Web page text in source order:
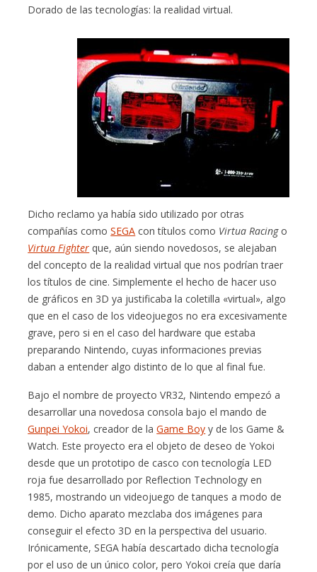
Dorado de las tecnologías: la realidad virtual.
Dicho reclamo ya había sido utilizado por otras
compañías comoSEGA con títulos como Virtua Racingo
Virtua Fighter que, aún siendo novedosos, se alejaban
del concepto de la realidad virtual que nos podrían traer
los títulos de cine. Simplemente el hecho de hacer uso
de gráficos en 3D ya justificaba la coletilla «virtual», algo
que en el caso de los videojuegos no era excesivamente
grave, pero si en el caso del hardware que estaba
preparando Nintendo, cuyas informaciones previas
daban a entender algo distinto de lo que al final fue.
Bajo el nombre de proyecto VR32, Nintendo empezó a
desarrollar una novedosa consola bajo el mando de
Gunpei Yokoi, creador de laGame Boy y de los Game &
Watch. Este proyecto era el objeto de deseo de Yokoi
desde que un prototipo de casco con tecnología LED
roja fue desarrollado por Reflection Technology en
1985, mostrando un videojuego de tanques a modo de
demo. Dicho aparato mezclaba dos imágenes para
conseguir el efecto 3D en la perspectiva del usuario.
Irónicamente, SEGA había descartado dicha tecnología
por el uso de un único color, pero Yokoi creía que daría